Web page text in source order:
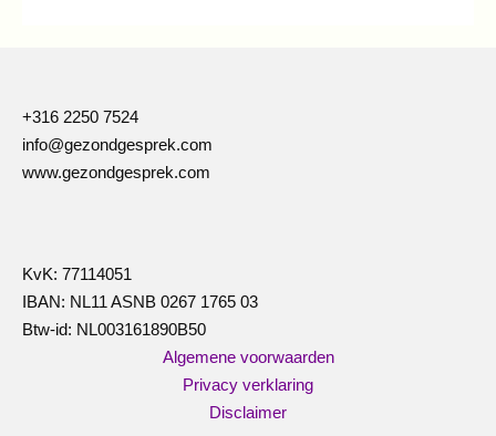
+316 2250 7524
info@gezondgesprek.com
www.gezondgesprek.com
KvK: 77114051
IBAN: NL11 ASNB 0267 1765 03
Btw-id: NL003161890B50
Algemene voorwaarden
Privacy verklaring
Disclaimer